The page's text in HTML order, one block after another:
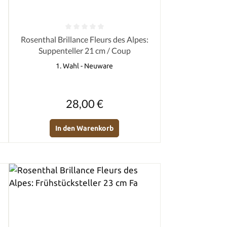
5 Sternen
Durchschnittliche Bewertung von 0 von 5 Sternen
Rosenthal Brillance Fleurs des Alpes:
Suppenteller 21 cm / Coup
1. Wahl - Neuware
28,00 €
In den Warenkorb